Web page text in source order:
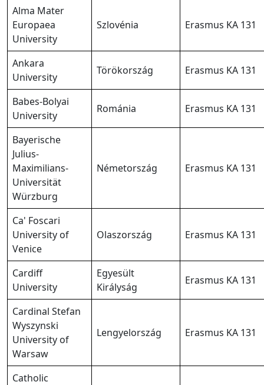
Alma Mater
Europaea
University
Szlovénia Erasmus KA 131
Ankara
University
Törökország Erasmus KA 131
Babes-Bolyai
University
Románia Erasmus KA 131
Bayerische
Julius-
Maximilians-
Universität
Würzburg
Németország Erasmus KA 131
Ca' Foscari
University of
Venice
Olaszország Erasmus KA 131
Cardiff
University
Egyesült
Királyság
Erasmus KA 131
Cardinal Stefan
Wyszynski
University of
Warsaw
Lengyelország Erasmus KA 131
Catholic